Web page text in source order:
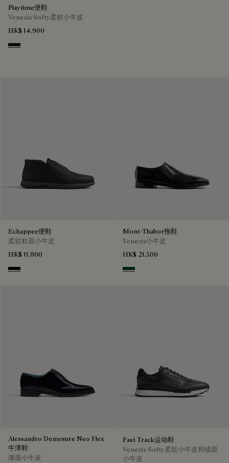
Playtime便鞋
Venezia Softy柔软小牛皮
HK$ 14,900
Nero Grigio
Echappee便鞋
柔软粒面小牛皮
HK$ 11,800
Black
Mont-Thabor拖鞋
Venezia小牛皮
HK$ 21,500
Scarabee
Alessandro Demesure Neo Flex
牛津鞋
漆面小牛皮
Fast Track运动鞋
Venezia Softy柔软小牛皮和绒面
小牛皮